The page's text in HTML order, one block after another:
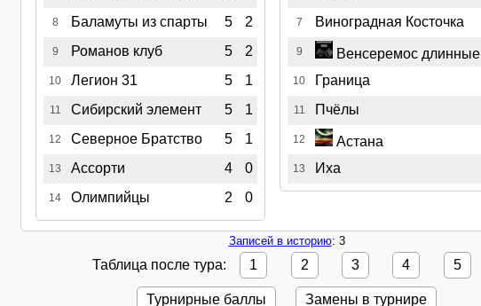
8 Баламуты из спарты 5 2
9 Романов клуб 5 2
10 Легион 31 5 1
11 Сибирский элемент 5 1
12 Северное Братство 5 1
13 Ассорти 4 0
14 Олимпийцы 2 0
7 Виноградная Косточка
9 Венсеремос длинные
10 Граница
11 Пчёлы
12 Астана
13 Иха
Записей в историю: 3
Таблица после тура: 1 2 3 4 5
Турнирные баллы Замены в турнире